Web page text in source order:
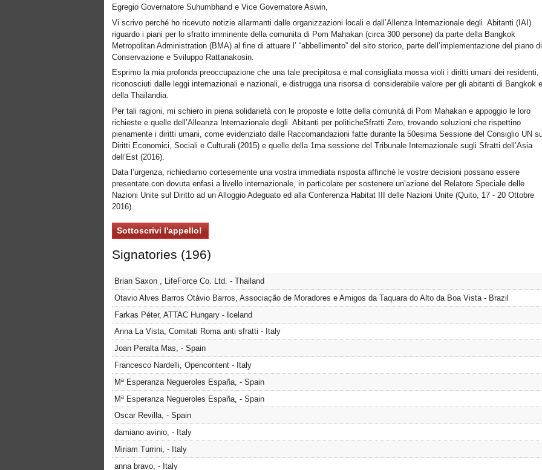
Egregio Governatore Suhumbhand e Vice Governatore Aswin,
Vi scrivo perché ho ricevuto notizie allarmanti dalle organizzazioni locali e dall’Allenza Internazionale degli Abitanti (IAI)
riguardo i piani per lo sfratto imminente della comunita di Pom Mahakan (circa 300 persone) da parte della Bangkok
Metropolitan Administration (BMA) al fine di attuare l’ “abbellimento” del sito storico, parte dell’implementazione del piano di
Conservazione e Sviluppo Rattanakosin.
Esprimo la mia profonda preoccupazione che una tale precipitosa e mal consigliata mossa violi i diritti umani dei residenti,
riconosciuti dalle leggi internazionali e nazionali, e distrugga una risorsa di considerabile valore per gli abitanti di Bangkok e
della Thailandia.
Per tali ragioni, mi schiero in piena solidarietà con le proposte e lotte della comunità di Pom Mahakan e appoggio le loro
richieste e quelle dell’Alleanza Internazionale degli Abitanti per politicheSfratti Zero, trovando soluzioni che rispettino
pienamente i diritti umani, come evidenziato dalle Raccomandazioni fatte durante la 50esima Sessione del Consiglio UN
Diritti Economici, Sociali e Culturali (2015) e quelle della 1ma sessione del Tribunale Internazionale sugli Sfratti dell’Asia
dell’Est (2016).
Data l’urgenza, richiediamo cortesemente una vostra immediata risposta affinché le vostre decisioni possano essere
presentate con dovuta enfasi a livello internazionale, in particolare per sostenere un’azione del Relatore Speciale delle
Nazioni Unite sul Diritto ad un Alloggio Adeguato ed alla Conferenza Habitat III delle Nazioni Unite (Quito, 17 - 20 Ottobre
2016).
Signatories (196)
Brian Saxon , LifeForce Co. Ltd. - Thailand
Otavio Alves Barros Otávio Barros, Associação de Moradores e Amigos da Taquara do Alto da Boa Vista - Brazil
Farkas Péter, ATTAC Hungary - Iceland
Anna La Vista, Comitati Roma anti sfratti - Italy
Joan Peralta Mas, - Spain
Francesco Nardelli, Opencontent - Italy
Mª Esperanza Negueroles España, - Spain
Mª Esperanza Negueroles España, - Spain
Oscar Revilla, - Spain
damiano avinio, - Italy
Miriam Turrini, - Italy
anna bravo, - Italy